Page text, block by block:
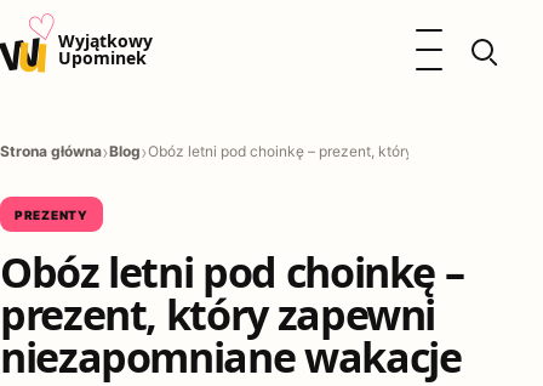
u♡Wyjątkowy
Upominek
Otwórz menu
Dzieci
Okazje
Katalog prezentów
Polityka prywatności
Strona główna Blog Obóz letni pod choinkę – prezent, który zapewni
PREZENTY
Obóz letni pod choinkę –
prezent, który zapewni
niezapomniane wakacje